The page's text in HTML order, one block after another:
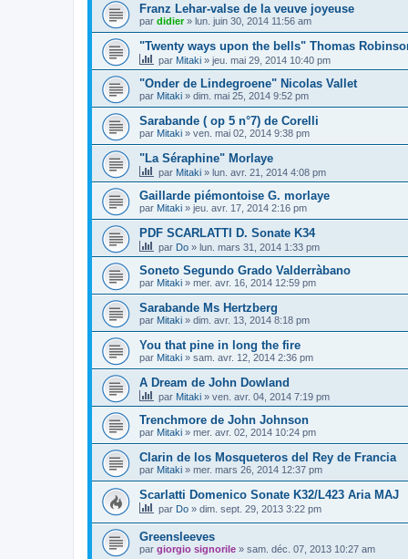
Franz Lehar-valse de la veuve joyeuse
par didier» lun. juin 30, 2014 11:56 am
"Twenty ways upon the bells" Thomas
par Mitaki » jeu. mai 29, 2014 10:40 pm
"Onder de Lindegroene" Nicolas Vallet
par Mitaki » dim. mai 25, 2014 9:52 pm
Sarabande ( op 5 n°7) de Corelli
par Mitaki » ven. mai 02, 2014 9:38 pm
"La Séraphine" Morlaye
par Mitaki » lun. avr. 21, 2014 4:08 pm
Gaillarde piémontoise G. morlaye
par Mitaki » jeu. avr. 17, 2014 2:16 pm
PDF SCARLATTI D. Sonate K34
par Do » lun. mars 31, 2014 1:33 pm
Soneto Segundo Grado Valderràbano
par Mitaki » mer. avr. 16, 2014 12:59 pm
Sarabande Ms Hertzberg
par Mitaki » dim. avr. 13, 2014 8:18 pm
You that pine in long the fire
par Mitaki » sam. avr. 12, 2014 2:36 pm
A Dream de John Dowland
par Mitaki » ven. avr. 04, 2014 7:19 pm
Trenchmore de John Johnson
par Mitaki » mer. avr. 02, 2014 10:24 pm
Clarin de los Mosqueteros del Rey de Francia
par Mitaki » mer. mars 26, 2014 12:37 pm
Scarlatti Domenico Sonate K32/L423 Aria MAJ
par Do » dim. sept. 29, 2013 3:22 pm
Greensleeves
par giorgio signorile » sam. déc. 07, 2013 10:27 am